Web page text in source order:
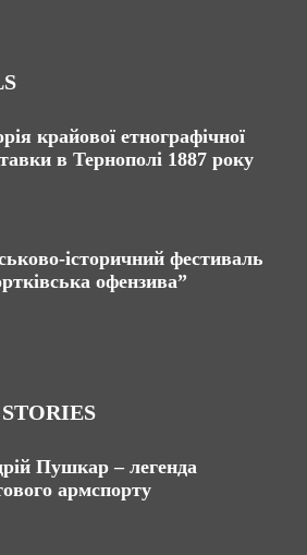
крайової етнографічної
в Тернополі 1887 року
історичний фестиваль
офензива”
STORIES
Пушкар – легенда
армспорту